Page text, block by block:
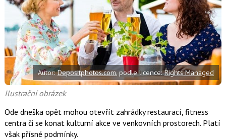
e
t
t
e
n
a
F
a
c
e
b
o
o
k
t
e
a
s
í
t
i
X
Autor:Depositphotos.com, podle licence:Rights Managed
Ilustrační obrázek
Ode dneška opět mohou otevřít zahrádky restaurací, fitness
centra či se konat kulturní akce ve venkovních prostorech. Platí
však přísné podmínky.